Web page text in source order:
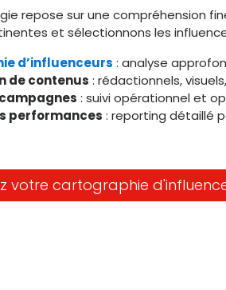
repose sur une compréhension
et sélectionnons les
d’influenceurs : analyse
de contenus : rédactionnels,
: suivi opérationnel et
performances : reporting détaillé
votre cartographie